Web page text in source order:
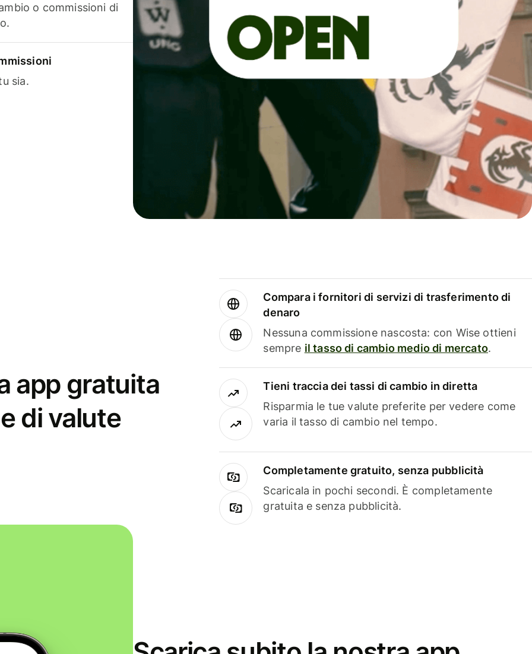
o commissioni di
sia.
app gratuita
di valute
Compara i fornitori di servizi di trasferimento di
denaro
Nessuna commissione nascosta: con Wise ottieni
sempre il tasso di cambio medio di mercato.
Tieni traccia dei tassi di cambio in diretta
Risparmia le tue valute preferite per vedere come
varia il tasso di cambio nel tempo.
Completamente gratuito, senza pubblicità
Scaricala in pochi secondi. È completamente
gratuita e senza pubblicità.